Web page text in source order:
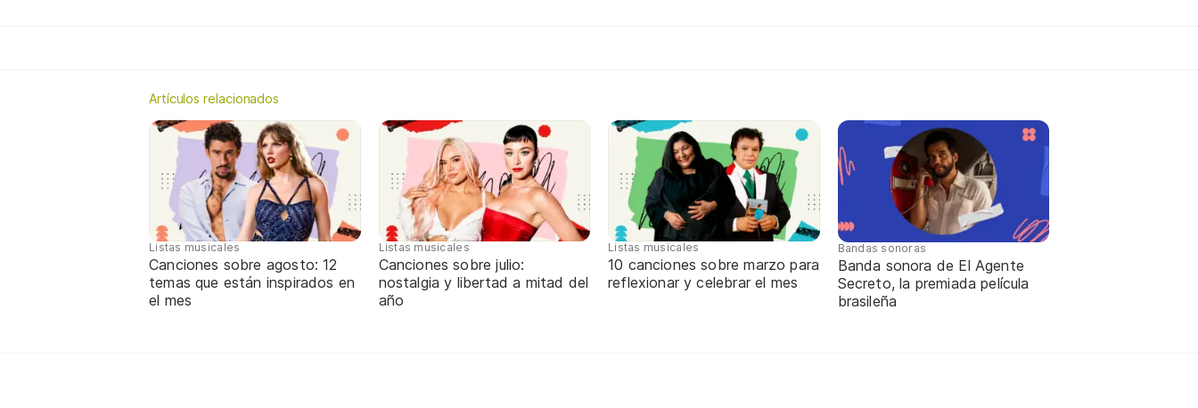
Artículos relacionados
Listas musicales
Canciones sobre agosto: 12
temas que están inspirados en
el mes
Listas musicales
Canciones sobre julio:
nostalgia y libertad a mitad del
año
Listas musicales
10 canciones sobre marzo para
reflexionar y celebrar el mes
Bandas sonoras
Banda sonora de El Agente
Secreto, la premiada película
brasileña